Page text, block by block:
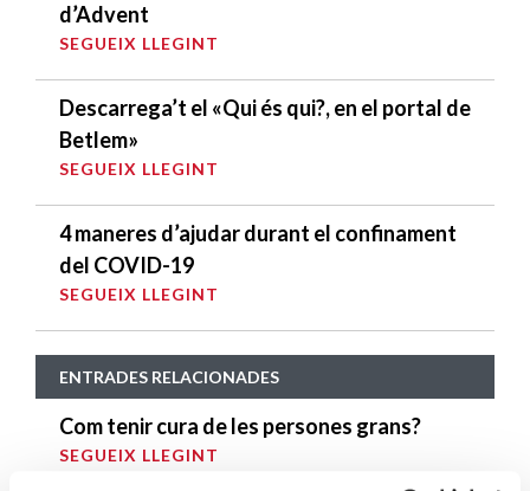
d’Advent
SEGUEIX LLEGINT
Descarrega’t el «Qui és qui?, en el portal de
Betlem»
SEGUEIX LLEGINT
4 maneres d’ajudar durant el confinament
del COVID-19
SEGUEIX LLEGINT
ENTRADES RELACIONADES
Com tenir cura de les persones grans?
SEGUEIX LLEGINT